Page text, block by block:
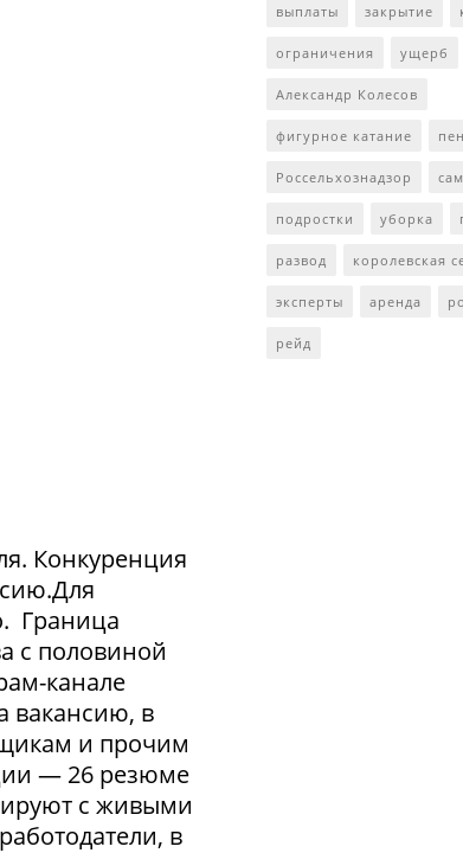
Конкуренция
Граница
с половиной
канале
вакансию, в
и прочим
— 26 резюме
с живыми
в
выплаты закрытие
ограничения ущерб
Александр Колесов
фигурное катание
Россельхознадзор
подростки уборка
развод королевская
эксперты аренда
рейд